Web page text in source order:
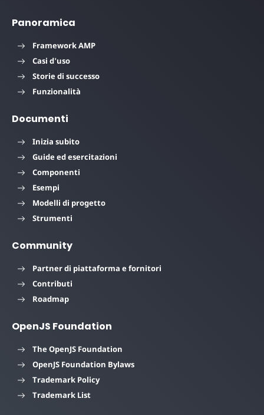
Panoramica
Framework AMP
Casi d'uso
Storie di successo
Funzionalità
Documenti
Inizia subito
Guide ed esercitazioni
Componenti
Esempi
Modelli di progetto
Strumenti
Community
Partner di piattaforma e fornitori
Contributi
Roadmap
OpenJS Foundation
The OpenJS Foundation
OpenJS Foundation Bylaws
Trademark Policy
Trademark List